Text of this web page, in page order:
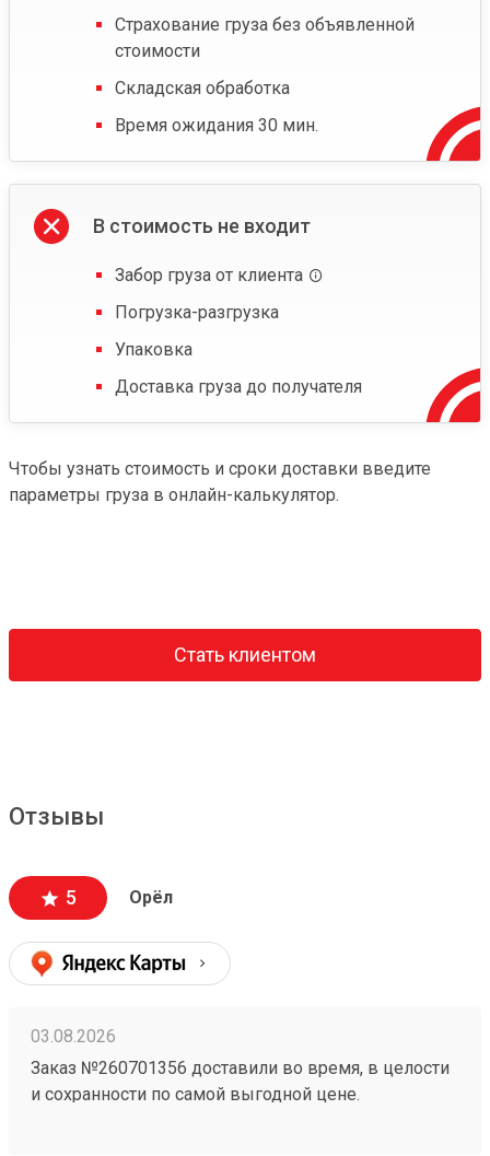
Страхование груза без объявленной
стоимости
Складская обработка
Время ожидания 30 мин.
В стоимость не входит
Забор груза от клиента
Погрузка-разгрузка
Упаковка
Доставка груза до получателя
Чтобы узнать стоимость и сроки доставки введите
параметры груза в онлайн-калькулятор.
Стать клиентом
Отзывы
5 Орёл
03.08.2026
Заказ №260701356 доставили во время, в целости
и сохранности по самой выгодной цене.